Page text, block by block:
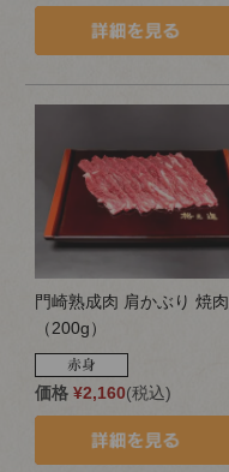
門崎熟成肉 肩かぶり 焼肉
（200g）
価格 ¥2,160 税込